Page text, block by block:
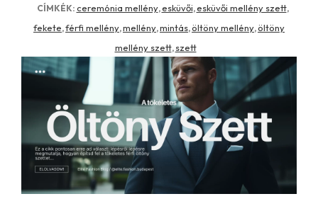
CÍMKÉK: ceremónia mellény,esküvői,esküvői mellény szett,
fekete,férfi mellény,mellény,mintás,öltöny mellény,öltöny
mellény szett, szett